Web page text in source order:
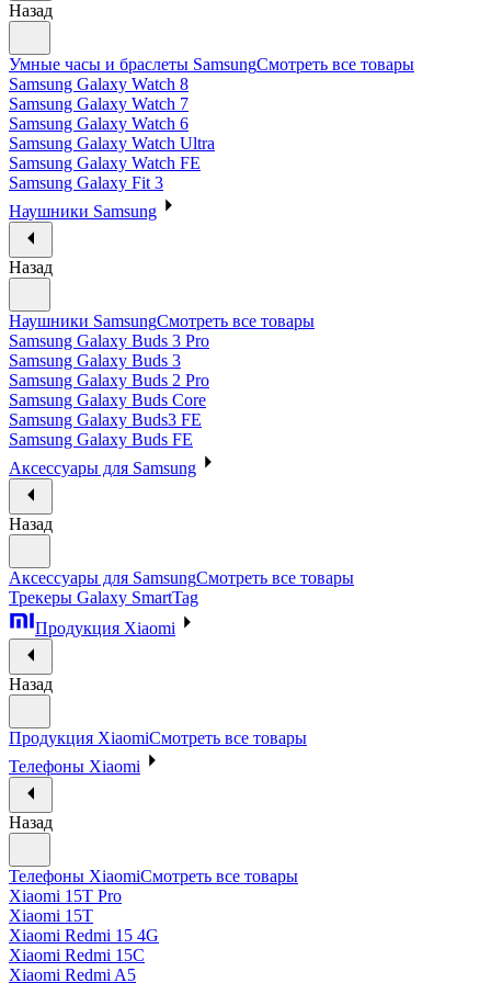
Назад
Умные часы и браслеты SamsungСмотреть все товары
Samsung Galaxy Watch 8
Samsung Galaxy Watch 7
Samsung Galaxy Watch 6
Samsung Galaxy Watch Ultra
Samsung Galaxy Watch FE
Samsung Galaxy Fit 3
Наушники Samsung
Назад
Наушники SamsungСмотреть все товары
Samsung Galaxy Buds 3 Pro
Samsung Galaxy Buds 3
Samsung Galaxy Buds 2 Pro
Samsung Galaxy Buds Core
Samsung Galaxy Buds3 FE
Samsung Galaxy Buds FE
Аксессуары для Samsung
Назад
Аксессуары для SamsungСмотреть все товары
Трекеры Galaxy SmartTag
Продукция Xiaomi
Назад
Продукция XiaomiСмотреть все товары
Телефоны Xiaomi
Назад
Телефоны XiaomiСмотреть все товары
Xiaomi 15T Pro
Xiaomi 15T
Xiaomi Redmi 15 4G
Xiaomi Redmi 15C
Xiaomi Redmi A5